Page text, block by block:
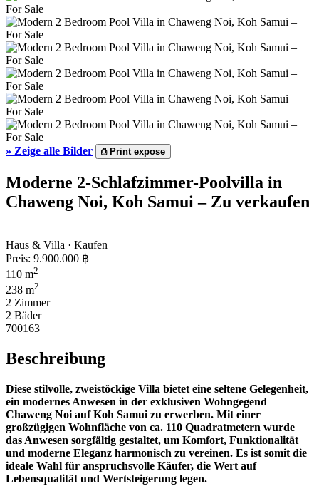
» Zeige alle Bilder ⎙Print expose
Moderne 2-Schlafzimmer-Poolvilla in
Chaweng Noi, Koh Samui – Zu verkaufen
Haus & Villa · Kaufen
Preis: 9.900.000 ฿
110 m2
238 m2
2 Zimmer
2 Bäder
700163
Beschreibung
Diese stilvolle, zweistöckige Villa bietet eine seltene Gelegenheit,
ein modernes Anwesen in der exklusiven Wohngegend
Chaweng Noi auf Koh Samui zu erwerben. Mit einer
großzügigen Wohnfläche von ca. 110 Quadratmetern wurde
das Anwesen sorgfältig gestaltet, um Komfort, Funktionalität
und moderne Eleganz harmonisch zu vereinen. Es ist somit die
ideale Wahl für anspruchsvolle Käufer, die Wert auf
Lebensqualität und Wertsteigerung legen.